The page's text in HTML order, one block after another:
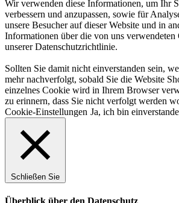
Wir verwenden diese Informationen, um Ihr
verbessern und anzupassen, sowie für
unsere Besucher auf dieser Website und in
Informationen über die von uns
unsererDatenschutzrichtlinie.
Sollten Sie damit nicht einverstanden sein,
mehr nachverfolgt, sobald Sie die Website
einzelnes Cookie wird in Ihrem Browser
zu erinnern, dass Sie nicht verfolgt werden
Cookie-Einstellungen Ja, ich bin
Schließen Sie